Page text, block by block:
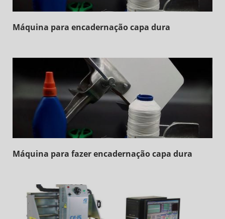
Máquina para encadernação capa dura
Máquina para fazer encadernação capa dura